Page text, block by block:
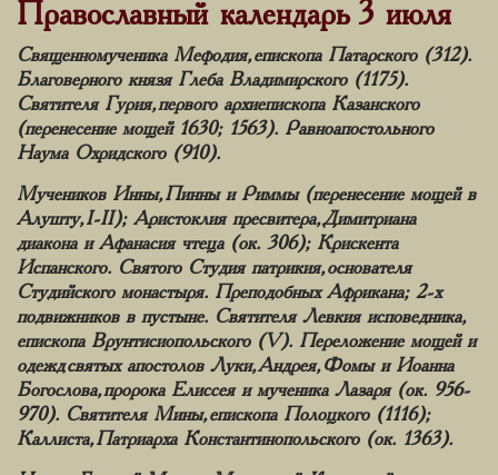
Православный календарь 3 июля
Священномученика Мефодия, епископа Патарского (312).
Благоверного князя Глеба Владимирского (1175).
Святителя Гурия, первого архиепископа Казанского
(перенесение мощей 1630; 1563). Равноапостольного
Наума Охридского (910).
Мучеников Инны, Пинны и Риммы (перенесение мощей в
Алушту, I-II); Аристоклия пресвитера, Димитриана
диакона и Афанасия чтеца (ок. 306); Крискента
Испанского. Святого Студия патрикия, основателя
Студийского монастыря. Преподобных Африкана; 2-х
подвижников в пустыне. Святителя Левкия исповедника,
епископа Врунтисиопольского (V). Переложение мощей и
одежд святых апостолов Луки, Андрея, Фомы и Иоанна
Богослова, пророка Елиссея и мученика Лазаря (ок. 956-
970). Святителя Мины, епископа Полоцкого (1116);
Каллиста, Патриарха Константинопольского (ок. 1363).